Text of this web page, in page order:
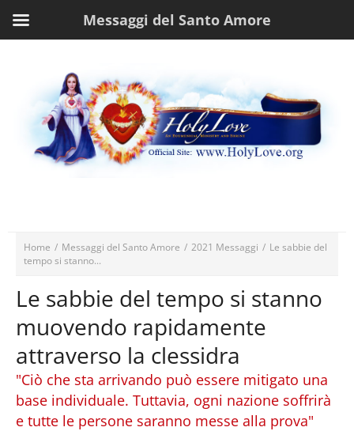
Home / Messaggi del Santo Amore / 2021 Messaggi / Le sabbie del
tempo si stanno...
Le sabbie del tempo si stanno
muovendo rapidamente
attraverso la clessidra
"Ciò che sta arrivando può essere mitigato una
base individuale. Tuttavia, ogni nazione soffrirà
e tutte le persone saranno messe alla prova"
Messaggi del Santo Amore